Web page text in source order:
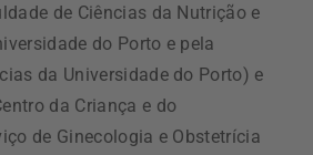
de Ciências da Nutrição e
do Porto e pela
da Universidade do Porto) e
da Criança e do
de Ginecologia e Obstetrícia